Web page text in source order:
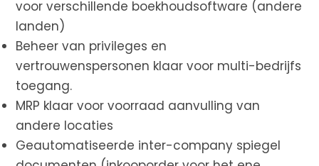
voor verschillende boekhoudsoftware (andere
landen)
Beheer van privileges en
vertrouwenspersonen klaar voor multi-bedrijfs
toegang.
MRP klaar voor voorraad aanvulling van
andere locaties
Geautomatiseerde inter-company spiegel